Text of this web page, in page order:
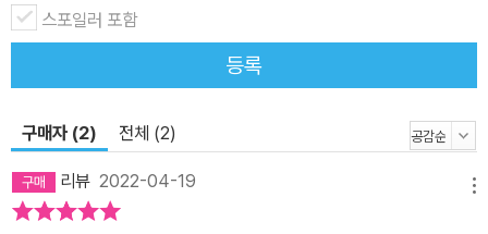
스포일러 포함
등록
구매자 (2) 전체 (2)
리뷰 2022-04-19